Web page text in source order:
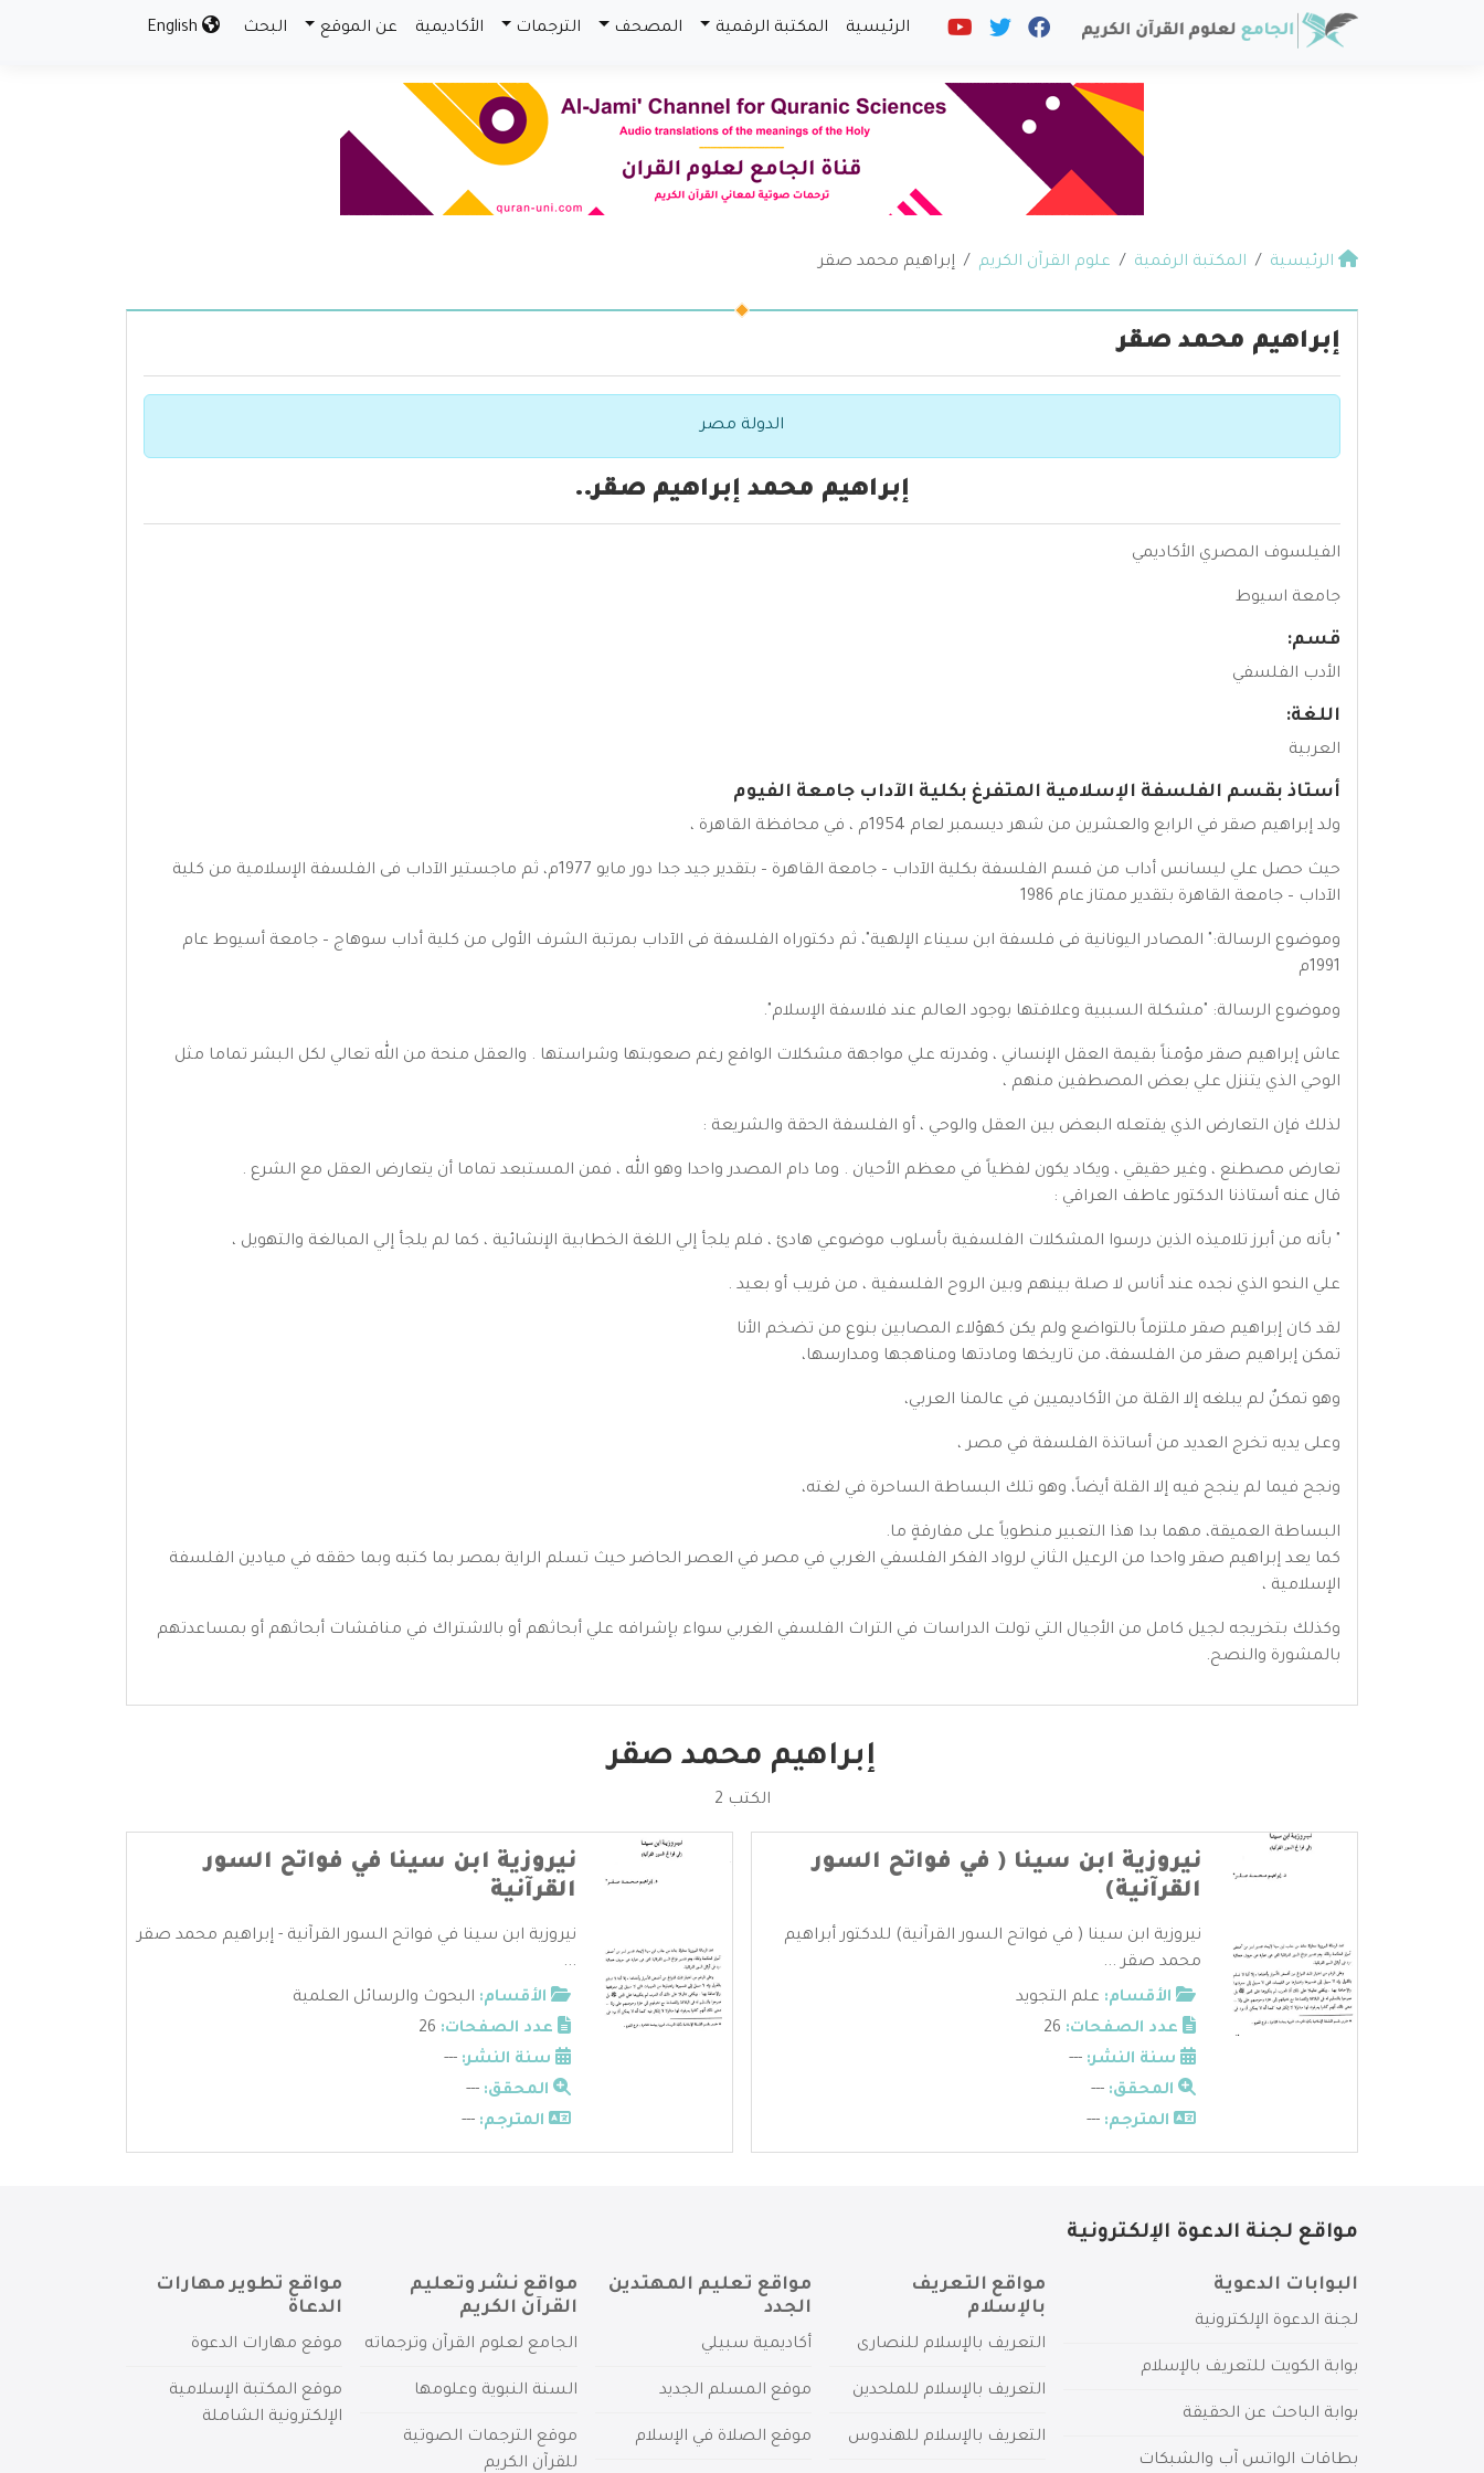
الرئيسية المكتبة الرقمية المصحف الترجمات الأكاديمية عن الموقع البحث
الرئيسية المكتبة الرقمية علوم القرآن الكريم إبراهيم محمد صقر
إبراهيم محمد صقر
الدولة مصر
إبراهيم محمد إبراهيم صقر..
الفيلسوف المصري الأكاديمي
جامعة اسيوط
قسم:
الأدب الفلسفي
اللغة:
العربية
أستاذ بقسم الفلسفة الإسلامية المتفرغ بكلية الآداب جامعة الفيوم
ولد إبراهيم صقر في الرابع والعشرين من شهر ديسمبر لعام 1954م ، في محافظة القاهرة ،
حيث حصل علي ليسانس أداب من قسم الفلسفة بكلية الآداب – جامعة القاهرة – بتقدير جيد جدا دور مايو 1977م، ثم ماجستير الآداب فى الفلسفة الإسلامية من كلية
الآداب – جامعة القاهرة بتقدير ممتاز عام 1986
وموضوع الرسالة:" المصادر اليونانية فى فلسفة ابن سيناء الإلهية"، ثم دكتوراه الفلسفة فى الآداب بمرتبة الشرف الأولى من كلية أداب سوهاج – جامعة أسيوط عام
1991م
وموضوع الرسالة: "مشكلة السببية وعلاقتها بوجود العالم عند فلاسفة الإسلام".
عاش إبراهيم صقر مؤمناً بقيمة العقل الإنساني ، وقدرته علي مواجهة مشكلات الواقع رغم صعوبتها وشراستها . والعقل منحة من الله تعالي لكل البشر تماما مثل
الوحي الذي يتنزل علي بعض المصطفين منهم ،
لذلك فإن التعارض الذي يفتعله البعض بين العقل والوحي ، أو الفلسفة الحقة والشريعة :
تعارض مصطنع ، وغير حقيقي ، ويكاد يكون لفظياً في معظم الأحيان . وما دام المصدر واحدا وهو الله ، فمن المستبعد تماما أن يتعارض العقل مع الشرع .
قال عنه أستاذنا الدكتور عاطف العراقي :
" بأنه من أبرز تلاميذه الذين درسوا المشكلات الفلسفية بأسلوب موضوعي هادئ ، فلم يلجأ إلي اللغة الخطابية الإنشائية ، كما لم يلجأ إلي المبالغة والتهويل ،
علي النحو الذي نجده عند أناس لا صلة بينهم وبين الروح الفلسفية ، من قريب أو بعيد .
لقد كان إبراهيم صقر ملتزماً بالتواضع ولم يكن كهؤلاء المصابين بنوع من تضخم الأنا
تمكن إبراهيم صقر من الفلسفة، من تاريخها ومادتها ومناهجها ومدارسها،
وهو تمكنٌ لم يبلغه إلا القلة من الأكاديميين في عالمنا العربي،
وعلى يديه تخرج العديد من أساتذة الفلسفة في مصر ،
ونجح فيما لم ينجح فيه إلا القلة أيضاً، وهو تلك البساطة الساحرة في لغته،
البساطة العميقة، مهما بدا هذا التعبير منطوياً على مفارقةٍ ما.
كما يعد إبراهيم صقر واحدا من الرعيل الثاني لرواد الفكر الفلسفي الغربي في مصر في العصر الحاضر حيث تسلم الراية بمصر بما كتبه وبما حققه في ميادين الفلسفة
الإسلامية ،
وكذلك بتخريجه لجيل كامل من الأجيال التي تولت الدراسات في التراث الفلسفي الغربي سواء بإشرافه علي أبحاثهم أو بالاشتراك في مناقشات أبحاثهم أو بمساعدتهم
بالمشورة والنصح.
إبراهيم محمد صقر
الكتب 2
نيروزية ابن سينا ( في فواتح السور
القرآنية)
نيروزية ابن سينا ( في فواتح السور القرآنية) للدكتور أبراهيم
محمد صقر ...
الأقسام: علم التجويد
عدد الصفحات:
سنة النشر: ---
المحقق: ---
المترجم: ---
نيروزية ابن سينا في فواتح السور
القرآنية
نيروزية ابن سينا في فواتح السور القرآنية - إبراهيم محمد صقر
...
الأقسام: البحوث والرسائل العلمية
عدد الصفحات:
سنة النشر: ---
المحقق: ---
المترجم: ---
مواقع لجنة الدعوة الإلكترونية
البوابات الدعوية
لجنة الدعوة الإلكترونية
بوابة الكويت للتعريف بالإسلام
بوابة الباحث عن الحقيقة
بطاقات الواتس آب والشبكات
مواقع التعريف
بالإسلام
التعريف بالإسلام للنصارى
التعريف بالإسلام للملحدين
التعريف بالإسلام للهندوس
مواقع تعليم المهتدين
الجدد
أكاديمية سبيلي
موقع المسلم الجديد
موقع الصلاة في الإسلام
مواقع نشر وتعليم
القرآن الكريم
الجامع لعلوم القرآن وترجماته
السنة النبوية وعلومها
موقع الترجمات الصوتية
للقرآن الكريم
مواقع تطوير مهارات
الدعاة
موقع مهارات الدعوة
موقع المكتبة الإسلامية
الإلكترونية الشاملة